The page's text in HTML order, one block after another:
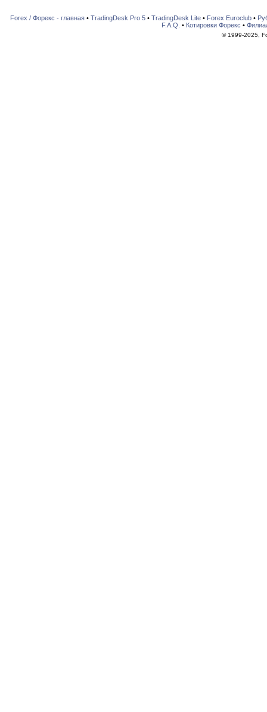
Forex / Форекс - главная• TradingDesk Pro 5• TradingDesk Lite• Forex Euroclub•
F.A.Q. • Котировки Форекс •
© 1999-2025,